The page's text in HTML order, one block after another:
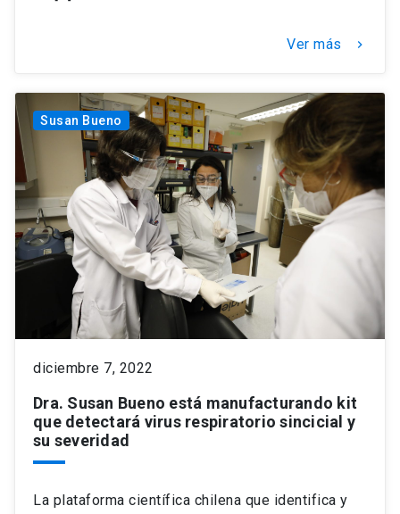
Ver más keyboard_arrow_right
Susan Bueno
diciembre 7, 2022
Dra. Susan Bueno está manufacturando kit
que detectará virus respiratorio sincicial y
su severidad
La plataforma científica chilena que identifica y